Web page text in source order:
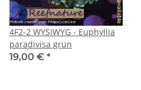
4F2-2 WYSIWYG - Euphyllia
paradivisa grün
19,00 € *